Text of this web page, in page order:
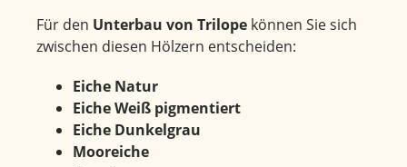
Für den Unterbau von Trilope können Sie sich
zwischen diesen Hölzern entscheiden:
Eiche Natur
Eiche Weiß pigmentiert
Eiche Dunkelgrau
Mooreiche